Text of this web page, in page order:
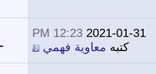
2021-01-31
12:23 PM
كتبه معاوية فهمي